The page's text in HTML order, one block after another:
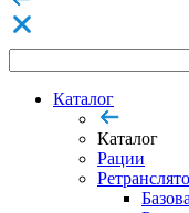
Каталог
Каталог
Рации